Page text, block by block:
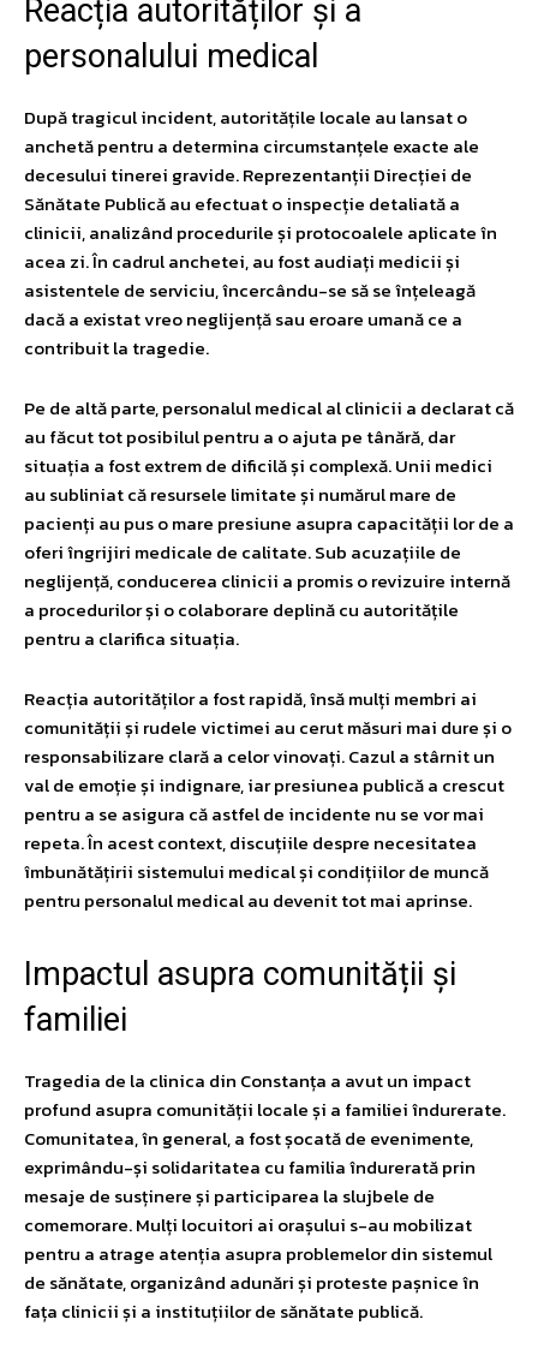
Reacția autorităților și a
personalului medical
După tragicul incident, autoritățile locale au lansat o
anchetă pentru a determina circumstanțele exacte ale
decesului tinerei gravide. Reprezentanții Direcției de
Sănătate Publică au efectuat o inspecție detaliată a
clinicii, analizând procedurile și protocoalele aplicate în
acea zi. În cadrul anchetei, au fost audiați medicii și
asistentele de serviciu, încercându-se să se înțeleagă
dacă a existat vreo neglijență sau eroare umană ce a
contribuit la tragedie.
Pe de altă parte, personalul medical al clinicii a declarat că
au făcut tot posibilul pentru a o ajuta pe tânără, dar
situația a fost extrem de dificilă și complexă. Unii medici
au subliniat că resursele limitate și numărul mare de
pacienți au pus o mare presiune asupra capacității lor de a
oferi îngrijiri medicale de calitate. Sub acuzațiile de
neglijență, conducerea clinicii a promis o revizuire internă
a procedurilor și o colaborare deplină cu autoritățile
pentru a clarifica situația.
Reacția autorităților a fost rapidă, însă mulți membri ai
comunității și rudele victimei au cerut măsuri mai dure și o
responsabilizare clară a celor vinovați. Cazul a stârnit un
val de emoție și indignare, iar presiunea publică a crescut
pentru a se asigura că astfel de incidente nu se vor mai
repeta. În acest context, discuțiile despre necesitatea
îmbunătățirii sistemului medical și condițiilor de muncă
pentru personalul medical au devenit tot mai aprinse.
Impactul asupra comunității și
familiei
Tragedia de la clinica din Constanța a avut un impact
profund asupra comunității locale și a familiei îndurerate.
Comunitatea, în general, a fost șocată de evenimente,
exprimându-și solidaritatea cu familia îndurerată prin
mesaje de susținere și participarea la slujbele de
comemorare. Mulți locuitori ai orașului s-au mobilizat
pentru a atrage atenția asupra problemelor din sistemul
de sănătate, organizând adunări și proteste pașnice în
fața clinicii și a instituțiilor de sănătate publică.